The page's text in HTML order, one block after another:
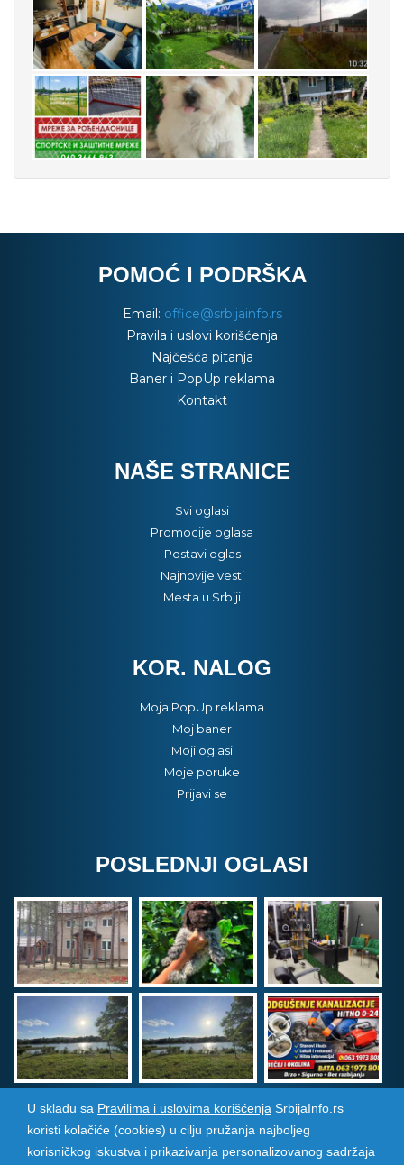
POMOĆ I PODRŠKA
Email: office@srbijainfo.rs
Pravila i uslovi korišćenja
Najčešća pitanja
Baner i PopUp reklama
Kontakt
NAŠE STRANICE
Svi oglasi
Promocije oglasa
Postavi oglas
Najnovije vesti
Mesta u Srbiji
KOR. NALOG
Moja PopUp reklama
Moj baner
Moji oglasi
Moje poruke
Prijavi se
POSLEDNJI OGLASI
Srbija Info©2026. Sva prava zadržana. Pogledajte i
U skladu sa Pravilima i uslovima korišćenja SrbijaInfo.rs
koristi kolačiće (cookies) u cilju pružanja najboljeg
korisničkog iskustva i prikazivanja personalizovanog sadržaja